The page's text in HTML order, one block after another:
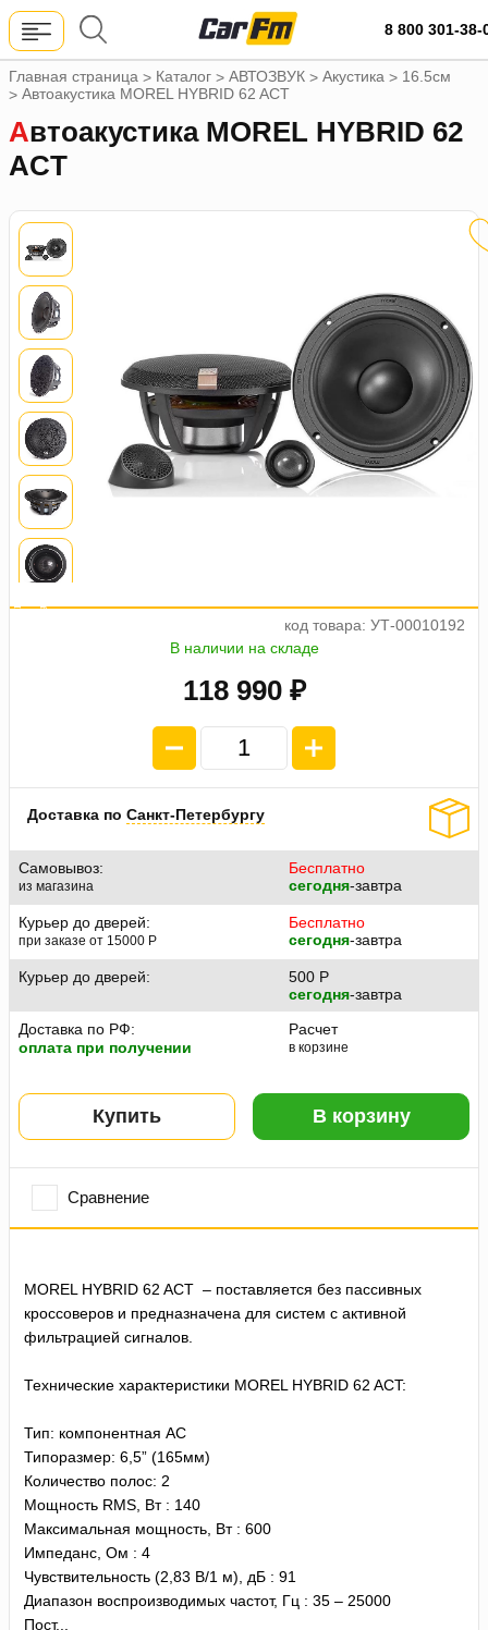
8 800 301-38-
Главная страница > Каталог > АВТОЗВУК > Акустика > 16.5см
> Автоакустика MOREL HYBRID 62 ACT
Автоакустика MOREL HYBRID 62
ACT
код товара: УТ-00010192
В наличии на складе
118 990 ₽
а
5
Доставка по Санкт-Петербургу
Самовывоз:
из магазина
Бесплатно
сегодня-завтра
Курьер до дверей:
при заказе от 15000 P
Бесплатно
сегодня-завтра
Курьер до дверей: 500 P
сегодня-завтра
Доставка по РФ:
оплата при получении
Расчет
в корзине
Купить В корзину
Сравнение
MOREL HYBRID 62 ACT – поставляется без пассивных
кроссоверов и предназначена для систем с активной
фильтрацией сигналов.
Технические характеристики MOREL HYBRID 62 ACT:
Тип: компонентная АС
Типоразмер: 6,5” (165мм)
Количество полос: 2
Мощность RMS, Вт : 140
Максимальная мощность, Вт : 600
Импеданс, Ом : 4
Чувствительность (2,83 В/1 м), дБ : 91
Диапазон воспроизводимых частот, Гц : 35 – 25000
Пост...